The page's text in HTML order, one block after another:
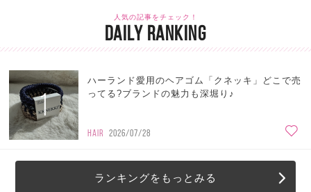
人気の記事をチェック！
DAILY RANKING
1
ハーランド愛用のヘアゴム「クネッキ」どこで売
ってる?ブランドの魅力も深堀り♪
HAIR 2026/07/28
ランキングをもっとみる